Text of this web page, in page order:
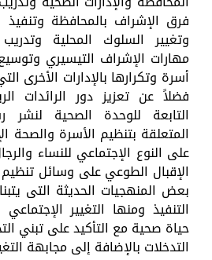
فرق الإشراف بالمحافظة وتنفيذ
وتغيير السلوك المحلية
مهارات الإشراف التيسيري
أسرة وتكرارها بالإدارات الأخرى
فضلاً عن تعزيز دور الرائدات
التابعة للوحدة الصحية لنشر
المتعلقة بتنظيم الأسرة والصحة
على النوع الإجتماعي للنساء
الإقبال الطوعي على وسائل
بعض المنهجيات الحديثة التى
التنفيذ ومنها التغيير
حياة صحية مع التأكيد على تبني
التدخلات بالإضافة إلى مجابهة